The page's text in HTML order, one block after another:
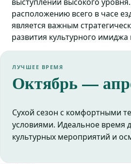
расположению всего в часе
является важным
развития культурного имиджа
ЛУЧШЕЕ ВРЕМЯ
Октябрь —
Сухой сезон с комфортными
условиями. Идеальное время
культурных мероприятий и